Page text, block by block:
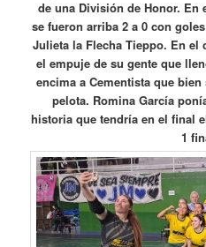
de una División de Honor.
se fueron arriba 2 a 0 con
Julieta la Flecha Tieppo. En el
el empuje de su gente que
encima a Cementista que
pelota. Romina García
historia que tendría en el final
1